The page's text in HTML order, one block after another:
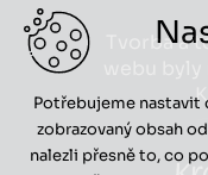
Tvorba a
webu
Potřebujeme nastavit
zobrazovaný obsah
nalezli přesně to, co